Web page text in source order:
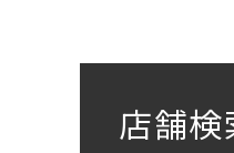
店舗検